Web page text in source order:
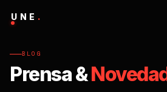
UNE .
BLOG
Prensa &